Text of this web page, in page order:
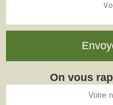
On vous